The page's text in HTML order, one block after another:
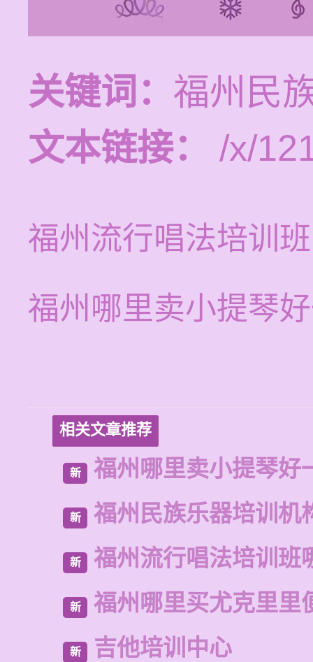
关键词： 福州民
文本链接：
/x/
福州流行唱法培训
福州哪里卖小提琴
相关文章推荐
新 福州哪里卖小提琴好
新 福州民族乐器培训机
新 福州流行唱法培训班
新 福州哪里买尤克里里
新 吉他培训中心